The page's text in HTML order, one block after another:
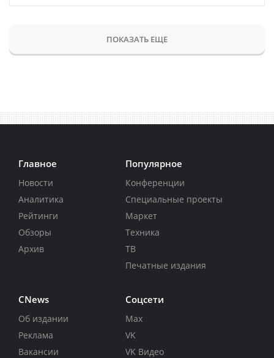
ПОКАЗАТЬ ЕЩЕ
Главное
Новости
Аналитика
Рейтинги
Обзоры
Архив
Популярное
Конференции
Специальные проекты
Маркет
Техника
ТВ
Печатные издания
CNews
Об издании
Реклама
Вакансии
Соцсети
Max
VK
VK Видео